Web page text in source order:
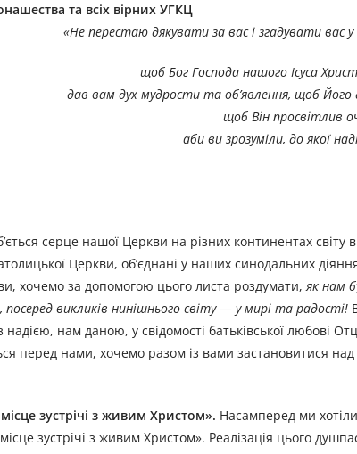
та всіх вірних УГКЦ
«Не перестаю дякувати за вас і згадувати вас
щоб Бог Господа нашого Ісуса
дав вам дух мудрости та об’явлення, щоб Його
щоб Він просвітлив
аби ви зрозуміли, до якої
серце нашої Церкви на різних континентах світу
Церкви, об’єднані у наших синодальних
хочемо за допомогою цього листа роздумати,як нам
викликів нинішнього світу— у мирі та радості!
нам даною, у свідомості батьківської любові
перед нами, хочемо разом із вами застановитися
місце зустрічі з живим Христом». Насамперед ми
зустрічі з живим Христом». Реалізація цього